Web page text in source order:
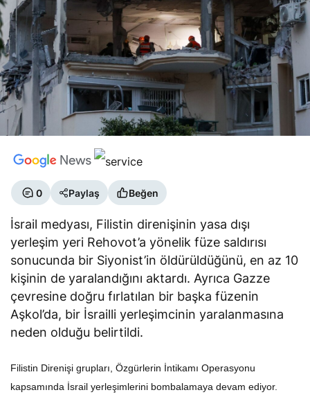
0 Paylaş Beğen
İsrail medyası, Filistin direnişinin yasa dışı
yerleşim yeri Rehovot’a yönelik füze saldırısı
sonucunda bir Siyonist’in öldürüldüğünü, en az 10
kişinin de yaralandığını aktardı. Ayrıca Gazze
çevresine doğru fırlatılan bir başka füzenin
Aşkol’da, bir İsrailli yerleşimcinin yaralanmasına
neden olduğu belirtildi.
Filistin Direnişi grupları, Özgürlerin İntikamı Operasyonu
kapsamında İsrail yerleşimlerini bombalamaya devam ediyor.